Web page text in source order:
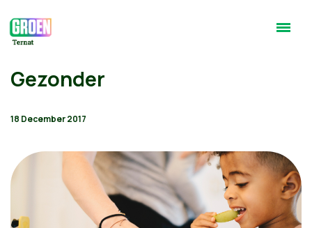
Gezonder
18 December 2017